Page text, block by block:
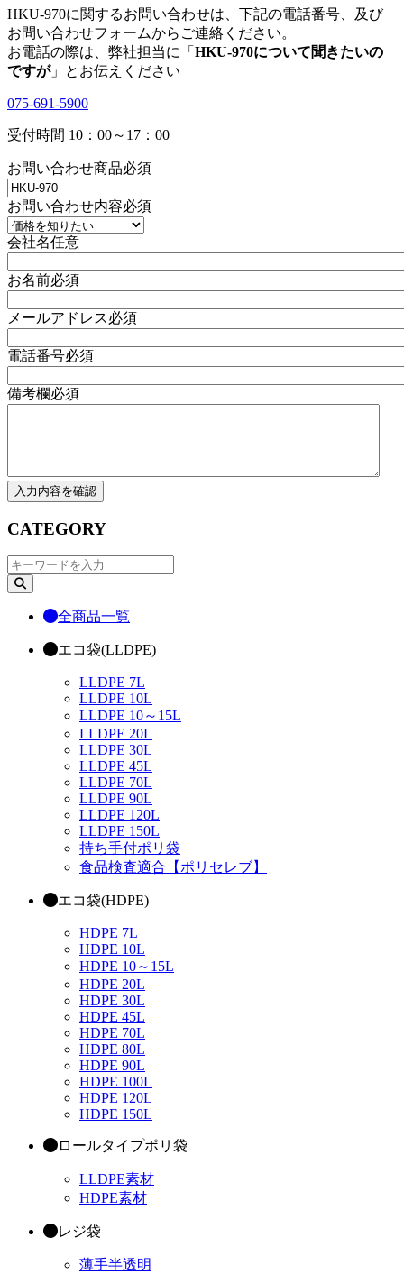
HKU-970に関するお問い合わせは、下記の電話番号、及び
お問い合わせフォームからご連絡ください。
お電話の際は、弊社担当に「 HKU-970について聞きたいの
ですが」とお伝えください
075-691-5900
受付時間 10：00～17：00
お問い合わせ商品必須
お問い合わせ内容必須
会社名任意
お名前必須
メールアドレス必須
電話番号必須
備考欄必須
CATEGORY
全商品一覧
エコ袋(LLDPE)
LLDPE 7L
LLDPE 10L
LLDPE 10～15L
LLDPE 20L
LLDPE 30L
LLDPE 45L
LLDPE 70L
LLDPE 90L
LLDPE 120L
LLDPE 150L
持ち手付ポリ袋
食品検査適合【ポリセレブ】
エコ袋(HDPE)
HDPE 7L
HDPE 10L
HDPE 10～15L
HDPE 20L
HDPE 30L
HDPE 45L
HDPE 70L
HDPE 80L
HDPE 90L
HDPE 100L
HDPE 120L
HDPE 150L
ロールタイプポリ袋
LLDPE素材
HDPE素材
レジ袋
薄手半透明